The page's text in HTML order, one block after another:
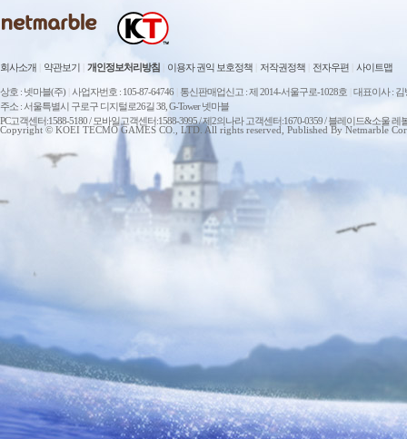
회사소개 약관보기 개인정보처리방침 이용자 권익 보호정책 저작권정책 전자우편 사이트맵
상호 : 넷마블(주) 사업자번호 : 105-87-64746 통신판매업신고 : 제 2014-서울구로-1028호 대표이사 : 김
주소 : 서울특별시 구로구 디지털로26길 38, G-Tower 넷마블
PC고객센터:1588-5180 / 모바일고객센터:1588-3995 / 제2의나라 고객센터:1670-0359 / 블레이드&소울
Copyright © KOEI TECMO GAMES CO., LTD. All rights reserved, Published By Netmarble